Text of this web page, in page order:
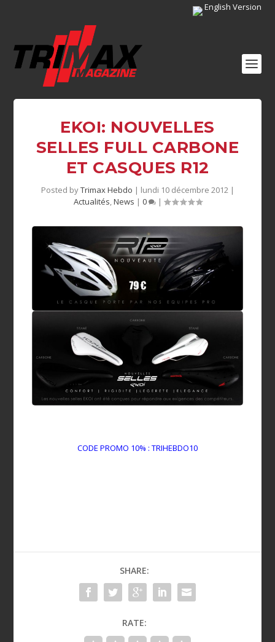
English Version
EKOI: NOUVELLES
SELLES FULL CARBONE
Posted byTrimax Hebdo | lundi 10 décembre 2012|
Actualités,News | 0 |
CODE PROMO 10% : TRIHEBDO10
SHARE:
RATE: